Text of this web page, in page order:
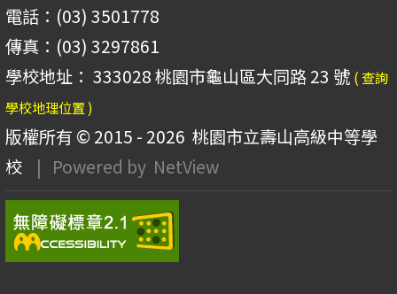
電話：(03) 3501778
傳真：(03) 3297861
學校地址： 333028 桃園市龜山區大同路 23 號 ( 查詢
學校地理位置 )
版權所有 © 2015 - 2026 桃園市立壽山高級中等學
校
| Powered by NetView